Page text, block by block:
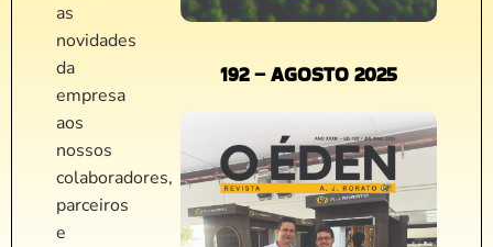
as
novidades
da
empresa
aos
nossos
colaboradores,
parceiros
e
192 – AGOSTO 2025